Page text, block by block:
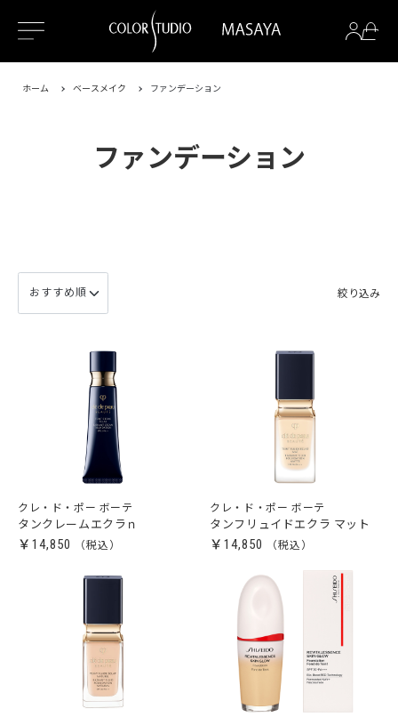
ホーム ベースメイク ファンデーション
ファンデーション
絞り込み
クレ・ド・ポー ボーテ
タンクレームエクラｎ
￥14,850
クレ・ド・ポー ボーテ
タンフリュイドエクラ マット
￥14,850